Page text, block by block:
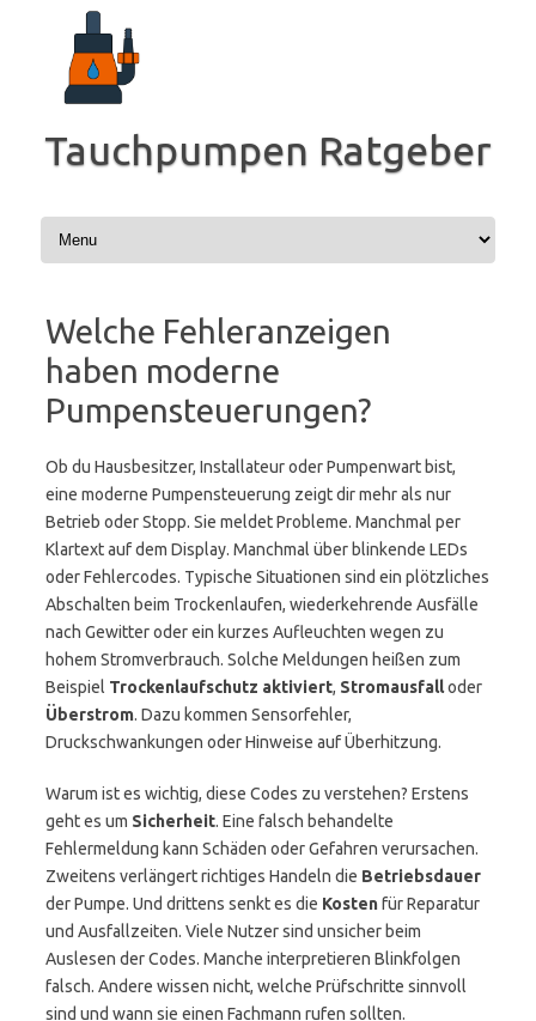
springen
Tauchpumpen Ratgeber
Welche Fehleranzeigen
haben moderne
Pumpensteuerungen?
Ob du Hausbesitzer, Installateur oder Pumpenwart bist,
eine moderne Pumpensteuerung zeigt dir mehr als nur
Betrieb oder Stopp. Sie meldet Probleme. Manchmal per
Klartext auf dem Display. Manchmal über blinkende LEDs
oder Fehlercodes. Typische Situationen sind ein plötzliches
Abschalten beim Trockenlaufen, wiederkehrende Ausfälle
nach Gewitter oder ein kurzes Aufleuchten wegen zu
hohem Stromverbrauch. Solche Meldungen heißen zum
Beispiel Trockenlaufschutz aktiviert, Stromausfalloder
Überstrom. Dazu kommen Sensorfehler,
Druckschwankungen oder Hinweise auf Überhitzung.
Warum ist es wichtig, diese Codes zu verstehen? Erstens
geht es um Sicherheit. Eine falsch behandelte
Fehlermeldung kann Schäden oder Gefahren verursachen.
Zweitens verlängert richtiges Handeln die Betriebsdauer
der Pumpe. Und drittens senkt es die Kostenfür Reparatur
und Ausfallzeiten. Viele Nutzer sind unsicher beim
Auslesen der Codes. Manche interpretieren Blinkfolgen
falsch. Andere wissen nicht, welche Prüfschritte sinnvoll
sind und wann sie einen Fachmann rufen sollten.